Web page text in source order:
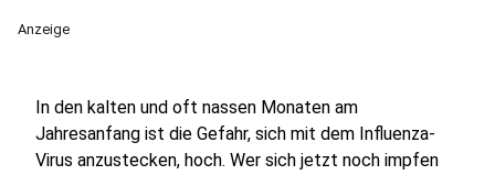
Anzeige
In den kalten und oft nassen Monaten am
Jahresanfang ist die Gefahr, sich mit dem Influenza-
Virus anzustecken, hoch. Wer sich jetzt noch impfen